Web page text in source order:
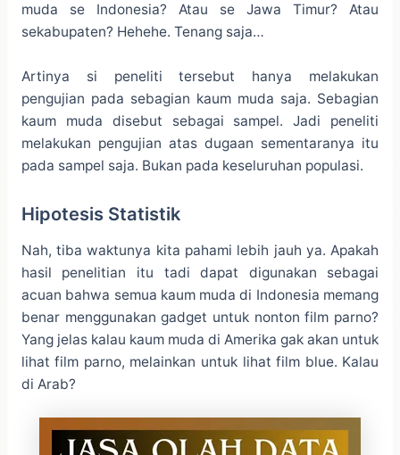
muda se Indonesia? Atau se Jawa Timur? Atau
sekabupaten? Hehehe. Tenang saja…
Artinya si peneliti tersebut hanya melakukan
pengujian pada sebagian kaum muda saja. Sebagian
kaum muda disebut sebagai sampel. Jadi peneliti
melakukan pengujian atas dugaan sementaranya itu
pada sampel saja. Bukan pada keseluruhan populasi.
Hipotesis Statistik
Nah, tiba waktunya kita pahami lebih jauh ya. Apakah
hasil penelitian itu tadi dapat digunakan sebagai
acuan bahwa semua kaum muda di Indonesia memang
benar menggunakan gadget untuk nonton film parno?
Yang jelas kalau kaum muda di Amerika gak akan untuk
lihat film parno, melainkan untuk lihat film blue. Kalau
di Arab?